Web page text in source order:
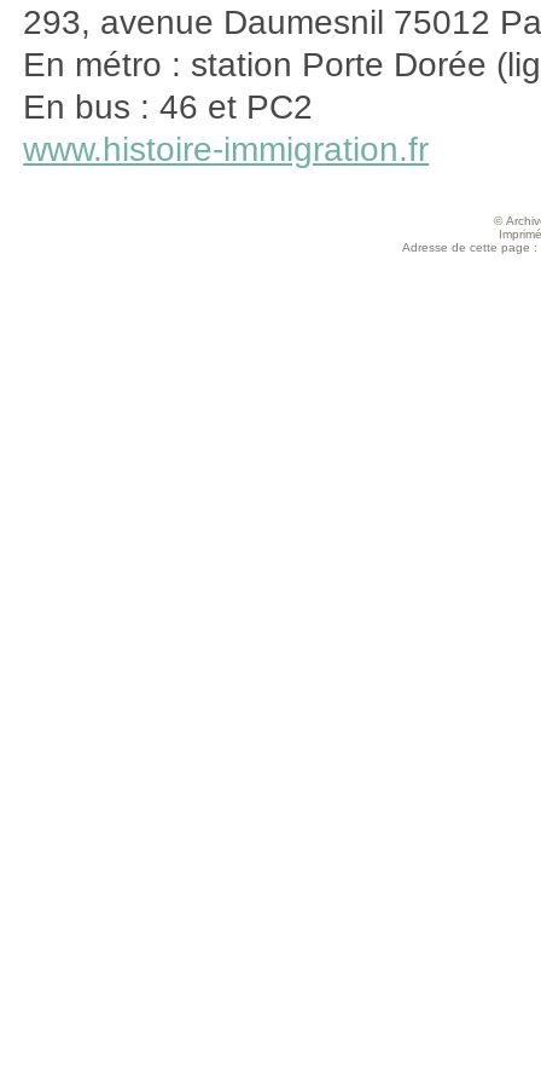
293, avenue Daumesnil 75012
En métro : station Porte Dorée
En bus : 46 et PC2
www.histoire-immigration.fr
©
Adresse de cette page :